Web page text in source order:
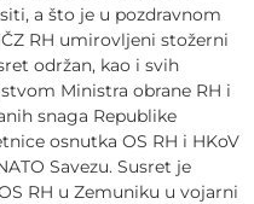
a što je u pozdravnom
RH umirovljeni stožerni
održan, kao i svih
Ministra obrane RH i
snaga Republike
osnutka OS RH i HKoV
Savezu. Susret je
RH u Zemuniku u vojarni